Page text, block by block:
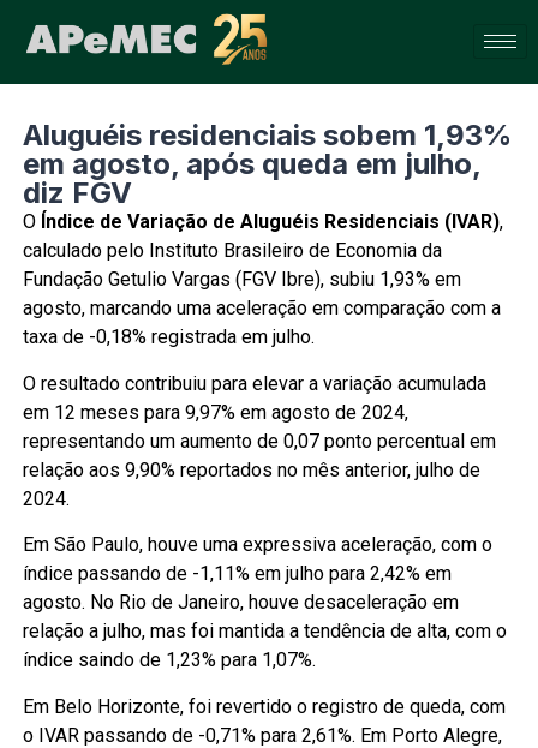
Aluguéis residenciais sobem 1,93%
em agosto, após queda em julho,
diz FGV
O Índice de Variação de Aluguéis Residenciais (IVAR),
calculado pelo Instituto Brasileiro de Economia da
Fundação Getulio Vargas (FGV Ibre), subiu 1,93% em
agosto, marcando uma aceleração em comparação com a
taxa de -0,18% registrada em julho.
O resultado contribuiu para elevar a variação acumulada
em 12 meses para 9,97% em agosto de 2024,
representando um aumento de 0,07 ponto percentual em
relação aos 9,90% reportados no mês anterior, julho de
2024.
Em São Paulo, houve uma expressiva aceleração, com o
índice passando de -1,11% em julho para 2,42% em
agosto. No Rio de Janeiro, houve desaceleração em
relação a julho, mas foi mantida a tendência de alta, com o
índice saindo de 1,23% para 1,07%.
Em Belo Horizonte, foi revertido o registro de queda, com
o IVAR passando de -0,71% para 2,61%. Em Porto Alegre,